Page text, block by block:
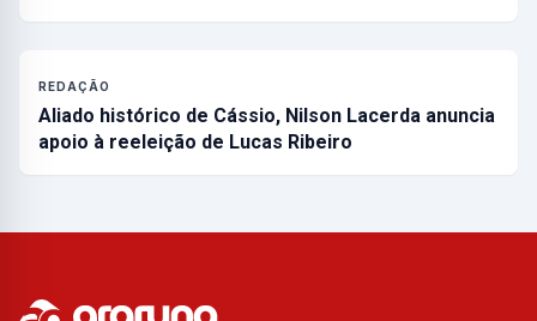
REDAÇÃO
Aliado histórico de Cássio, Nilson Lacerda anuncia
apoio à reeleição de Lucas Ribeiro